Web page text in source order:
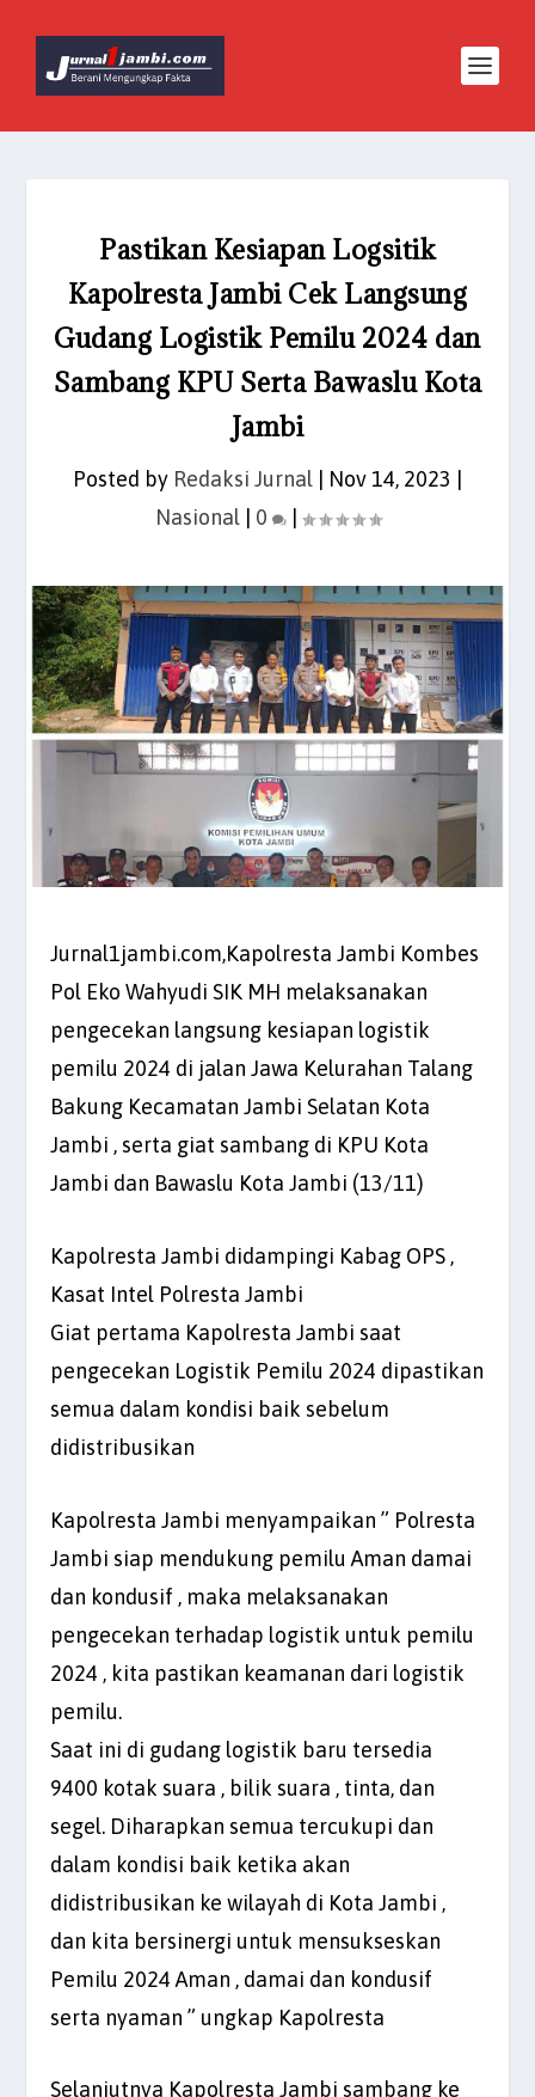
Pastikan Kesiapan Logsitik
Kapolresta Jambi Cek Langsung
Gudang Logistik Pemilu 2024 dan
Sambang KPU Serta Bawaslu Kota
Jambi
Posted by Redaksi Jurnal Nov 14, 2023
Nasional| 0 |
Jurnal1jambi.com,Kapolresta Jambi Kombes
Pol Eko Wahyudi SIK MH melaksanakan
pengecekan langsung kesiapan logistik
pemilu 2024 di jalan Jawa Kelurahan Talang
Bakung Kecamatan Jambi Selatan Kota
Jambi , serta giat sambang di KPU Kota
Jambi dan Bawaslu Kota Jambi (13/11)
Kapolresta Jambi didampingi Kabag OPS ,
Kasat Intel Polresta Jambi
Giat pertama Kapolresta Jambi saat
pengecekan Logistik Pemilu 2024 dipastikan
semua dalam kondisi baik sebelum
didistribusikan
Kapolresta Jambi menyampaikan ” Polresta
Jambi siap mendukung pemilu Aman damai
dan kondusif , maka melaksanakan
pengecekan terhadap logistik untuk pemilu
2024 , kita pastikan keamanan dari logistik
pemilu.
Saat ini di gudang logistik baru tersedia
9400 kotak suara , bilik suara , tinta, dan
segel. Diharapkan semua tercukupi dan
dalam kondisi baik ketika akan
didistribusikan ke wilayah di Kota Jambi ,
dan kita bersinergi untuk mensukseskan
Pemilu 2024 Aman , damai dan kondusif
serta nyaman ” ungkap Kapolresta
Selanjutnya Kapolresta Jambi sambang ke